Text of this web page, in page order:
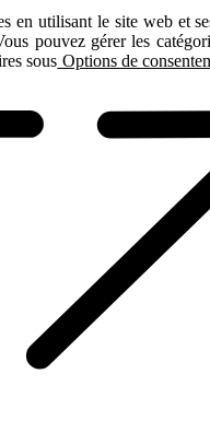
en utilisant le site web et
pouvez gérer les
sous Options de